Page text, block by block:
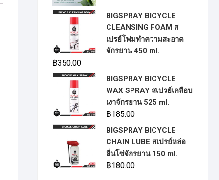
BIGSPRAY BICYCLE
CLEANSING FOAM ส
เปรย์โฟมทำความสะอาด
จักรยาน 450 ml.
฿350.00
BIGSPRAY BICYCLE
WAX SPRAY สเปรย์เคลือบ
เงาจักรยาน 525 ml.
฿185.00
BIGSPRAY BICYCLE
CHAIN LUBE สเปรย์หล่อ
ลื่นโซ่จักรยาน 150 ml.
฿180.00